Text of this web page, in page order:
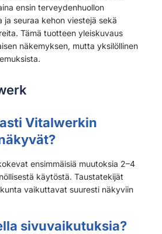
ensin terveydenhuollon
ja seuraa kehon viestejä sekä
Tämä tuotteen yleiskuvaus
näkemyksen, mutta yksilöllinen
Vitalwerkin
ensimmäisiä muutoksia 2–4
käytöstä. Taustatekijät
vaikuttavat suuresti näkyviin
sivuvaikutuksia?